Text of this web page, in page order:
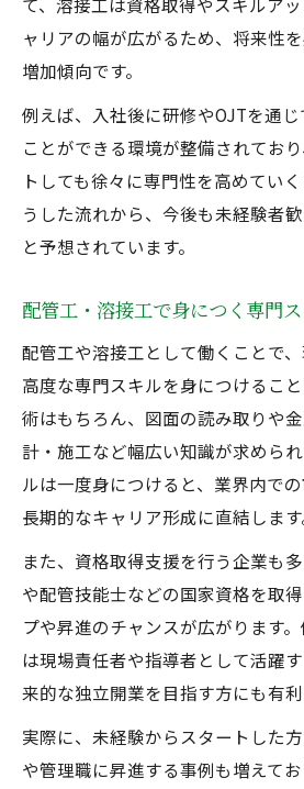
ャリアの幅が広がるため、将来性
増加傾向です。
例えば、入社後に研修やOJTを通
ことができる環境が整備されてお
トしても徐々に専門性を高めてい
うした流れから、今後も未経験者
と予想されています。
配管工・溶接工で身につく専門
配管工や溶接工として働くことで
高度な専門スキルを身につけるこ
術はもちろん、図面の読み取りや
計・施工など幅広い知識が求めら
ルは一度身につけると、業界内での
長期的なキャリア形成に直結します
また、資格取得支援を行う企業も
や配管技能士などの国家資格を取
プや昇進のチャンスが広がります
は現場責任者や指導者として活躍
来的な独立開業を目指す方にも有利
実際に、未経験からスタートした
や管理職に昇進する事例も増えて